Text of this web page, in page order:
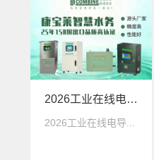
2026工业在线电导率仪生产厂家深度解析：康宝莱智慧水务如何定义国产替代新标杆
2026工业在线电导...